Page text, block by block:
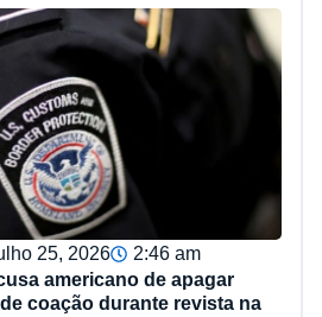
25, 2026
2:46 am
americano de apagar
coação durante revista na